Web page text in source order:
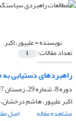
نویسنده =علیپور، اکبر
تعداد مقالات: 1
راهبردهای دستیابی به
دوره 8، شماره 29، زمستان 1397، صفحه
اکبر علیپور، هاشم
مشاهده مقاله
اصل